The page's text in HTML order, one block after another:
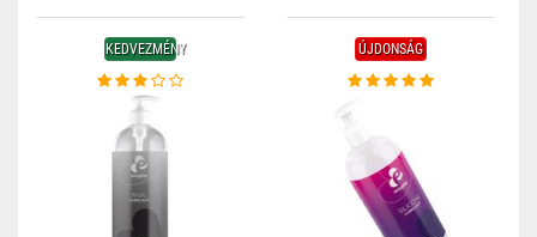
KEDVEZMÉNY ÚJDONSÁG